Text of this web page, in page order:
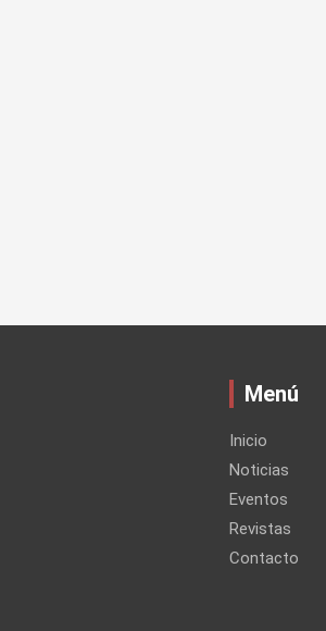
Menú
Inicio
Noticias
Eventos
Revistas
Contacto